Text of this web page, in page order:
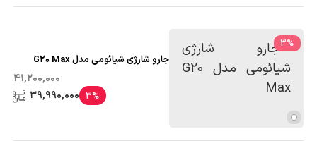
%
3
جارو شارژی شیائومی مدل G20 Max
41,200,000
3%
39,990,000